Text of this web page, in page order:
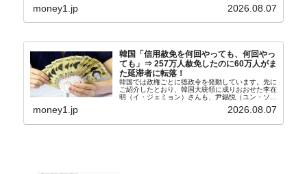
台数はこの中に捉えられているはずです。先月から
money1.jp 2026.08.07
韓国「信用赦免を何回やっても、何回やっ
ても」⇒ 257万人赦免したのに60万人がま
た延滞者に転落！
韓国では政権ごとに徳政令を発動しています。先に
ご紹介したとおり、韓国大統領に成りおおせた李在
明（イ・ジェミョン）さんも、尹錫悦（ユン・ソギ
バンクにして不良債権の買い取りを行い、分割償還
money1.jp 2026.08.07